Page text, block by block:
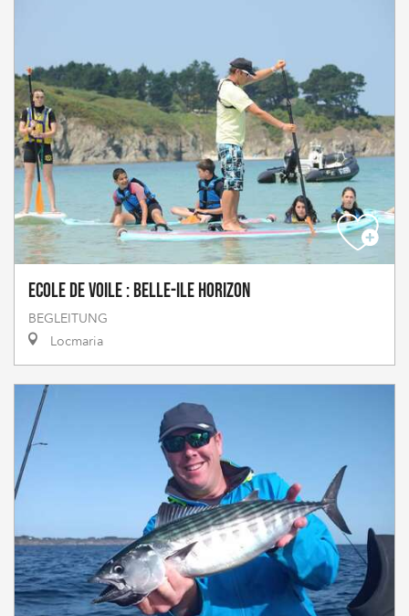
Ecole de voile : Belle-Ile Horizon
BEGLEITUNG
Locmaria